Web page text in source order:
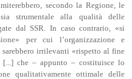
secondo la Regione, le
strumentale alla qualità delle
dal SSR. In caso contrario, «si
per cui l’organizzazione e
sarebbero irrilevanti «rispetto al fine
che – appunto – costituisce lo
qualitativamente ottimale delle